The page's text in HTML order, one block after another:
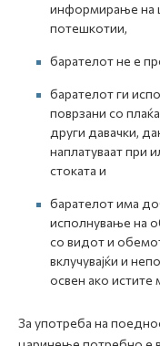
информирање на
потешкотии,
барателот не е
барателот ги
поврзани со
други давачки,
наплатуваат при
стоката и
барателот има
исполнување на
со видот и
вклучувајќи и
освен ако
За употреба на